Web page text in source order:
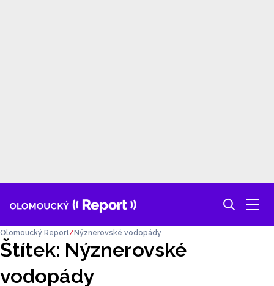
Štítek: Nýznerovské
vodopády
Olomoucký Report Nýznerovské vodopády